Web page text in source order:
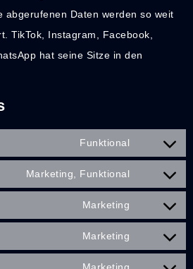
abgerufenen Daten werden so weit
TikTok, Instagram, Facebook,
hat seine Sitze in den
Funktional
Marketing, Funktional
Marketing
Marketing